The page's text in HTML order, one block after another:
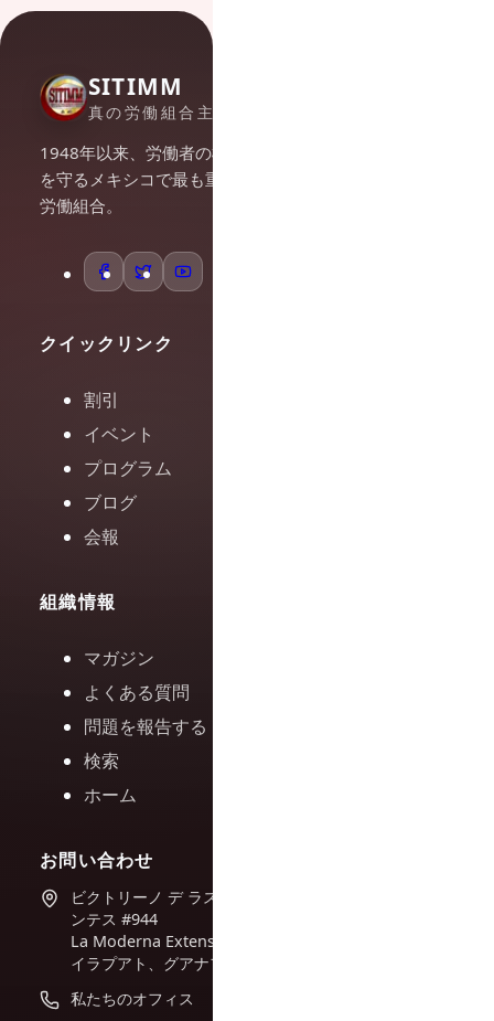
SITIMM
真の労働組合主義
1948年以来、労働者の権利
を守るメキシコで最も重要な
労働組合。
クイックリンク
割引
イベント
プログラム
ブログ
会報
組織情報
マガジン
よくある質問
問題を報告する
検索
ホーム
お問い合わせ
ビクトリーノ デ ラス フエ
ンテス #944
La Moderna Extension、
イラプアト、グアナファト
私たちのオフィス